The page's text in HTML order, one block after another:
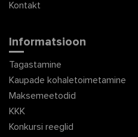
Kontakt
Informatsioon
Tagastamine
Kaupade kohaletoimetamine
Maksemeetodid
KKK
Konkursi reeglid